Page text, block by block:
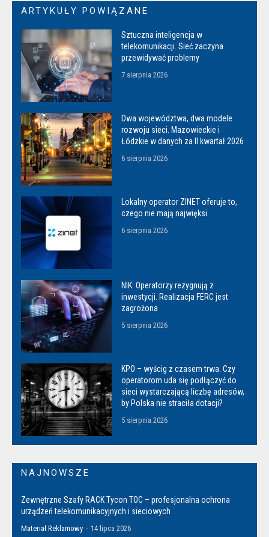
ARTYKUŁY POWIĄZANE
Sztuczna inteligencja w
telekomunikacji. Sieć zaczyna
przewidywać problemy
7 sierpnia 2026
Dwa województwa, dwa modele
rozwoju sieci. Mazowieckie i
Łódzkie w danych za II kwartał 2026
6 sierpnia 2026
Lokalny operator ZINET oferuje to,
czego nie mają najwięksi
6 sierpnia 2026
NIK: Operatorzy rezygnują z
inwestycji. Realizacja FERC jest
zagrożona
5 sierpnia 2026
KPO – wyścig z czasem trwa. Czy
operatorom uda się podłączyć do
sieci wystarczającą liczbę adresów,
by Polska nie straciła dotacji?
5 sierpnia 2026
NAJNOWSZE
Zewnętrzne Szafy RACK Tycon TOC – profesjonalna ochrona
urządzeń telekomunikacyjnych i sieciowych
Materiał Reklamowy - 14 lipca 2026